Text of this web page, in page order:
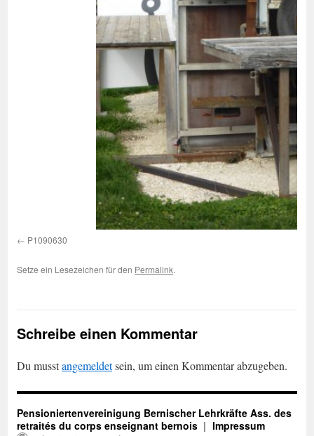
P1090630
Setze ein Lesezeichen für den Permalink.
Schreibe einen Kommentar
Du musstangemeldetsein, um einen Kommentar abzugeben.
Pensioniertenvereinigung Bernischer Lehrkräfte Ass. des
retraités du corps enseignant bernois
Impressum